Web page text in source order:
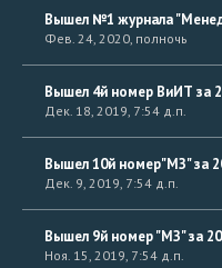
Вышел №1 журнала
Фев. 24, 2020, полночь
Вышел 4й номер ВиИТ за
Дек. 18, 2019, 7:54 д.п.
Вышел 10й номер"МЗ" за
Дек. 9, 2019, 7:54 д.п.
Вышел 9й номер "МЗ" за
Ноя. 15, 2019, 7:54 д.п.